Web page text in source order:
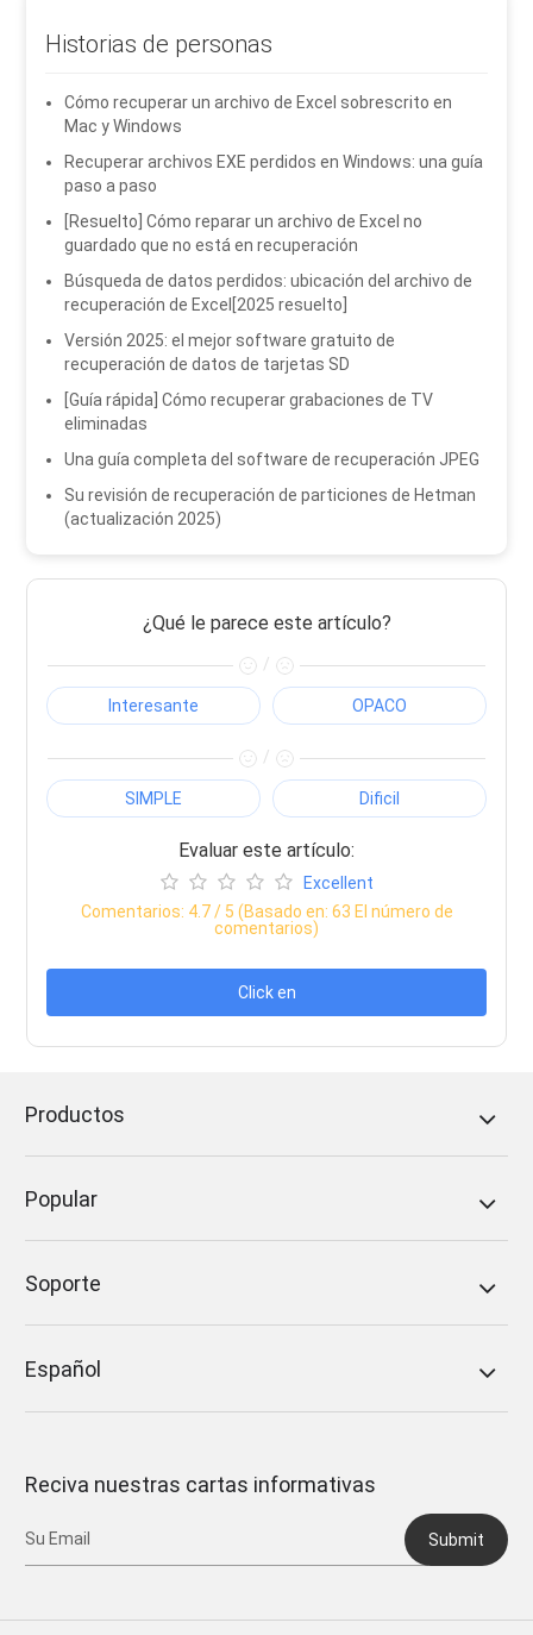
Historias de personas
Cómo recuperar un archivo de Excel sobrescrito en
Mac y Windows
Recuperar archivos EXE perdidos en Windows: una guía
paso a paso
[Resuelto] Cómo reparar un archivo de Excel no
guardado que no está en recuperación
Búsqueda de datos perdidos: ubicación del archivo de
recuperación de Excel[2025 resuelto]
Versión 2025: el mejor software gratuito de
recuperación de datos de tarjetas SD
[Guía rápida] Cómo recuperar grabaciones de TV
eliminadas
Una guía completa del software de recuperación JPEG
Su revisión de recuperación de particiones de Hetman
(actualización 2025)
¿Qué le parece este artículo?
/
Interesante OPACO
/
SIMPLE Dificil
Evaluar este artículo:
Excellent
Comentarios: 4.7/ 5 (Basado en: 63 El número de
comentarios)
Click en
Productos
Popular
Soporte
Español
Reciva nuestras cartas informativas
Submit